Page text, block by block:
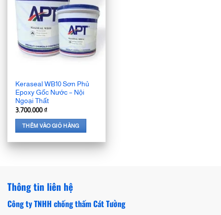
Keraseal WB10 Sơn Phủ
Epoxy Gốc Nước – Nội
Ngoại Thất
3.700.000₫
THÊM VÀO GIỎ HÀNG
Thông tin liên hệ
Công ty TNHH chống thấm Cát Tường